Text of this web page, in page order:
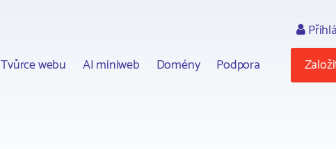
Tvůrce webu AI miniweb Domény Podpora